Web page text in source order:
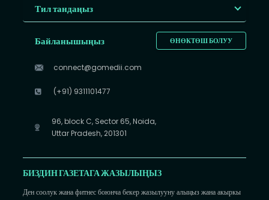
Тил тандаңыз
ӨНӨКТӨШ БОЛУУ
Байланышыңыз
connect@gomedii.com
(+91) 9311101477
96, block C, Sector 65, Noida,
Uttar Pradesh, 201301
БИЗДИН ГАЗЕТАГА ЖАЗЫЛЫҢЫЗ
Ден соолук жана фитнес боюнча бекер жазылууну алыңыз жана акыркы